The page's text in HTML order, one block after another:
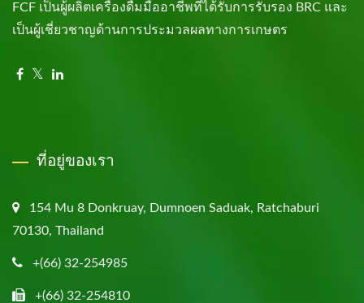
FCF เป็นผู้ผลิตเครื่องดื่มมืออาชีพที่ได้รับการรับรอง BRC และ
เป็นผู้เชี่ยวชาญด้านการประมวลผลทางการเกษตร
ที่อยู่ของเรา
154 Mu 8 Donkruay, Dumnoen Saduak, Ratchaburi
70130, Thailand
+(66) 32-254985
+(66) 32-254810